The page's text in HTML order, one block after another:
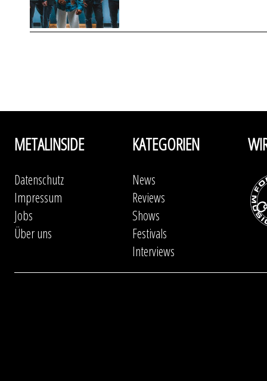
METALINSIDE
Datenschutz
Impressum
Jobs
Über uns
KATEGORIEN
News
Reviews
Shows
Festivals
Interviews